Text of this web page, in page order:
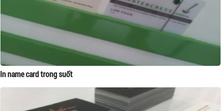
In name card trong suốt